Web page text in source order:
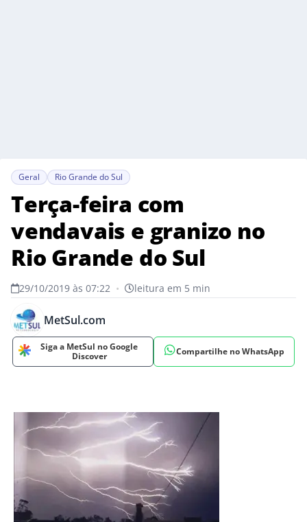
Geral Rio Grande do Sul
Terça-feira com
vendavais e granizo no
Rio Grande do Sul
29/10/2019 às 07:22 • leitura em 5 min
MetSul.com
Siga a MetSul no Google
Discover
Compartilhe no WhatsApp